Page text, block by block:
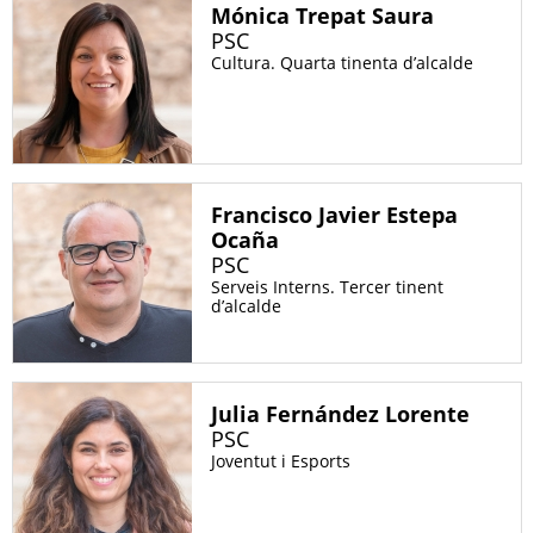
Mónica Trepat Saura
PSC
Cultura. Quarta tinenta d’alcalde
Francisco Javier Estepa
Ocaña
PSC
Serveis Interns. Tercer tinent
d’alcalde
Julia Fernández Lorente
PSC
Joventut i Esports